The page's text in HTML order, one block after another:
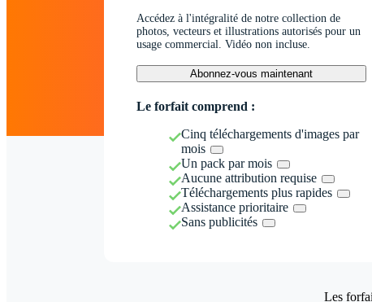
Accédez à l'intégralité de notre collection de
photos, vecteurs et illustrations autorisés pour un
usage commercial. Vidéo non incluse.
Abonnez-vous maintenant
Le forfait comprend :
Cinq téléchargements d'images par
mois
Un pack par mois
Aucune attribution requise
Téléchargements plus rapides
Assistance prioritaire
Sans publicités
Les